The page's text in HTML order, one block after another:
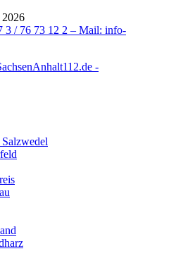
2026
3 / 76 73 12 2 – Mail: info-
-